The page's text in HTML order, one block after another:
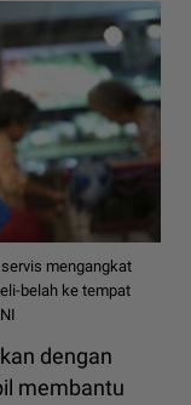
mengangkat
belah ke tempat
dengan
membantu